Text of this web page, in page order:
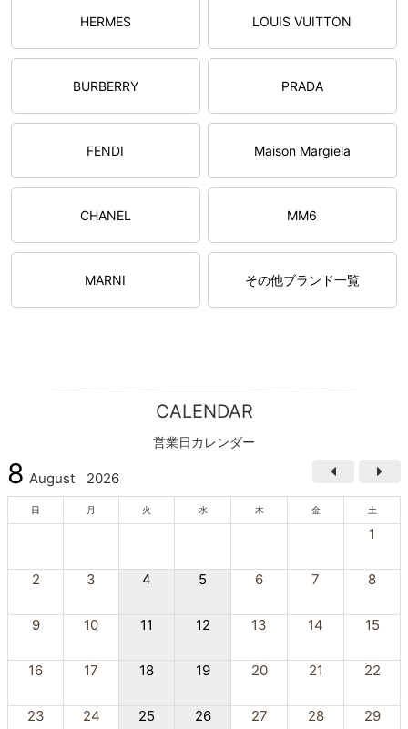
HERMES LOUIS VUITTON
BURBERRY PRADA
FENDI Maison Margiela
CHANEL MM6
MARNI その他ブランド一覧
CALENDAR
営業日カレンダー
8 August 2026
日 月 火 水 木 金 土
1
2 3 4 5 6 7 8
9 10 11 12 13 14 15
16 17 18 19 20 21 22
23 24 25 26 27 28 29